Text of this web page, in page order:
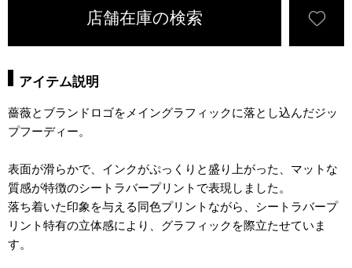
店舗在庫の検索
アイテム説明
薔薇とブランドロゴをメイングラフィックに落とし込んだジッ
プフーディー。
表面が滑らかで、インクがぷっくりと盛り上がった、マットな
質感が特徴のシートラバープリントで表現しました。
落ち着いた印象を与える同色プリントながら、シートラバープ
リント特有の立体感により、グラフィックを際立たせていま
す。